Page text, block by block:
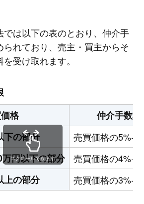
では以下の表のとおり、仲介手
れており、売主・買主からそ
受け取れます。
格
仲介手数
下の部分
売買価格の5%+
円以下の部分
売買価格の
上の部分
売買価格の
スクロールできます